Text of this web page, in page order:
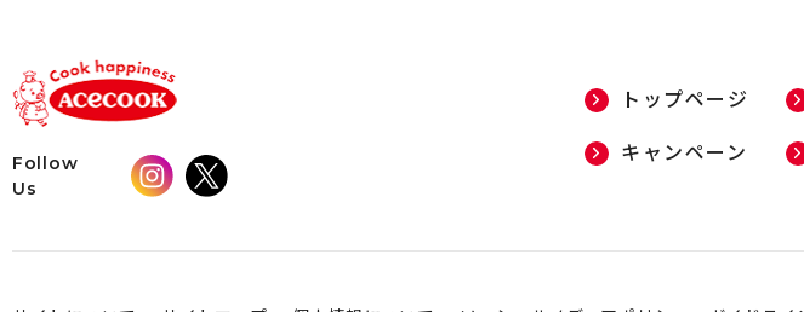
Follow
Us
トップページ
キャンペーン